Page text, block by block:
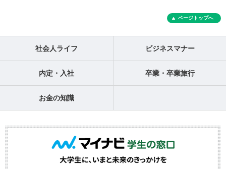
ページトップへ
社会人ライフ ビジネスマナー
内定・入社 卒業・卒業旅行
お金の知識